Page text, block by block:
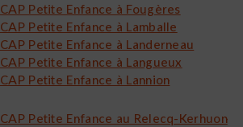
CAP Petite Enfance à Fougères
CAP Petite Enfance à Lamballe
CAP Petite Enfance à Landerneau
CAP Petite Enfance à Langueux
CAP Petite Enfance à Lannion
CAP Petite Enfance au Relecq-Kerhuon